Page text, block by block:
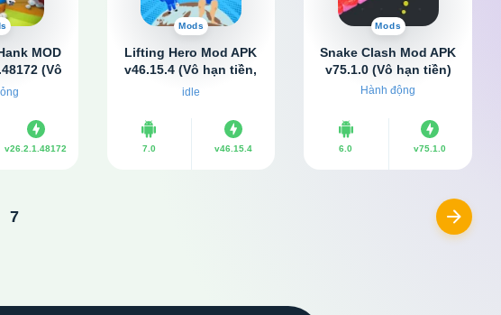
MOD
(Vô
v26.2.1.48172
Mods
Lifting Hero Mod APK
v46.15.4 (Vô hạn tiền,
Không quảng cáo)
idle
7.0 v46.15.4
Mods
Snake Clash Mod APK
v75.1.0 (Vô hạn tiền)
Hành động
6.0 v75.1.0
7
Next